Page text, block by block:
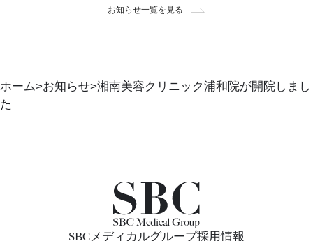
お知らせ一覧を見る
ホーム お知らせ 湘南美容クリニック浦和院が開院しまし
た
SBCメディカルグループ採用情報